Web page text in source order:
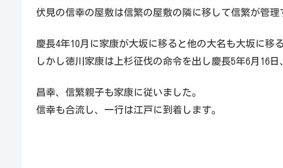
伏見の信幸の屋敷は信繁の屋敷の隣に移して信繁が管理
慶長4年10月に家康が大坂に移ると他の大名も大坂に移
しかし徳川家康は上杉征伐の命令を出し慶長5年6月16日
昌幸、信繁親子も家康に従いました。
信幸も合流し、一行は江戸に到着します。